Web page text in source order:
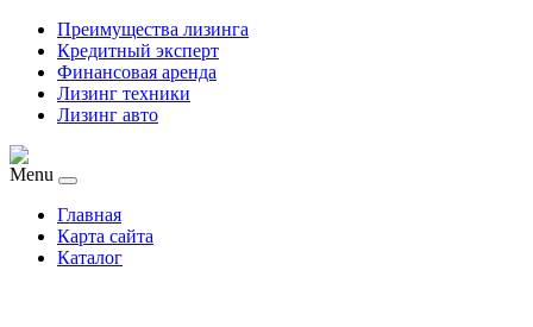
Преимущества лизинга
Кредитный эксперт
Финансовая аренда
Лизинг техники
Лизинг авто
Menu
Главная
Карта сайта
Каталог